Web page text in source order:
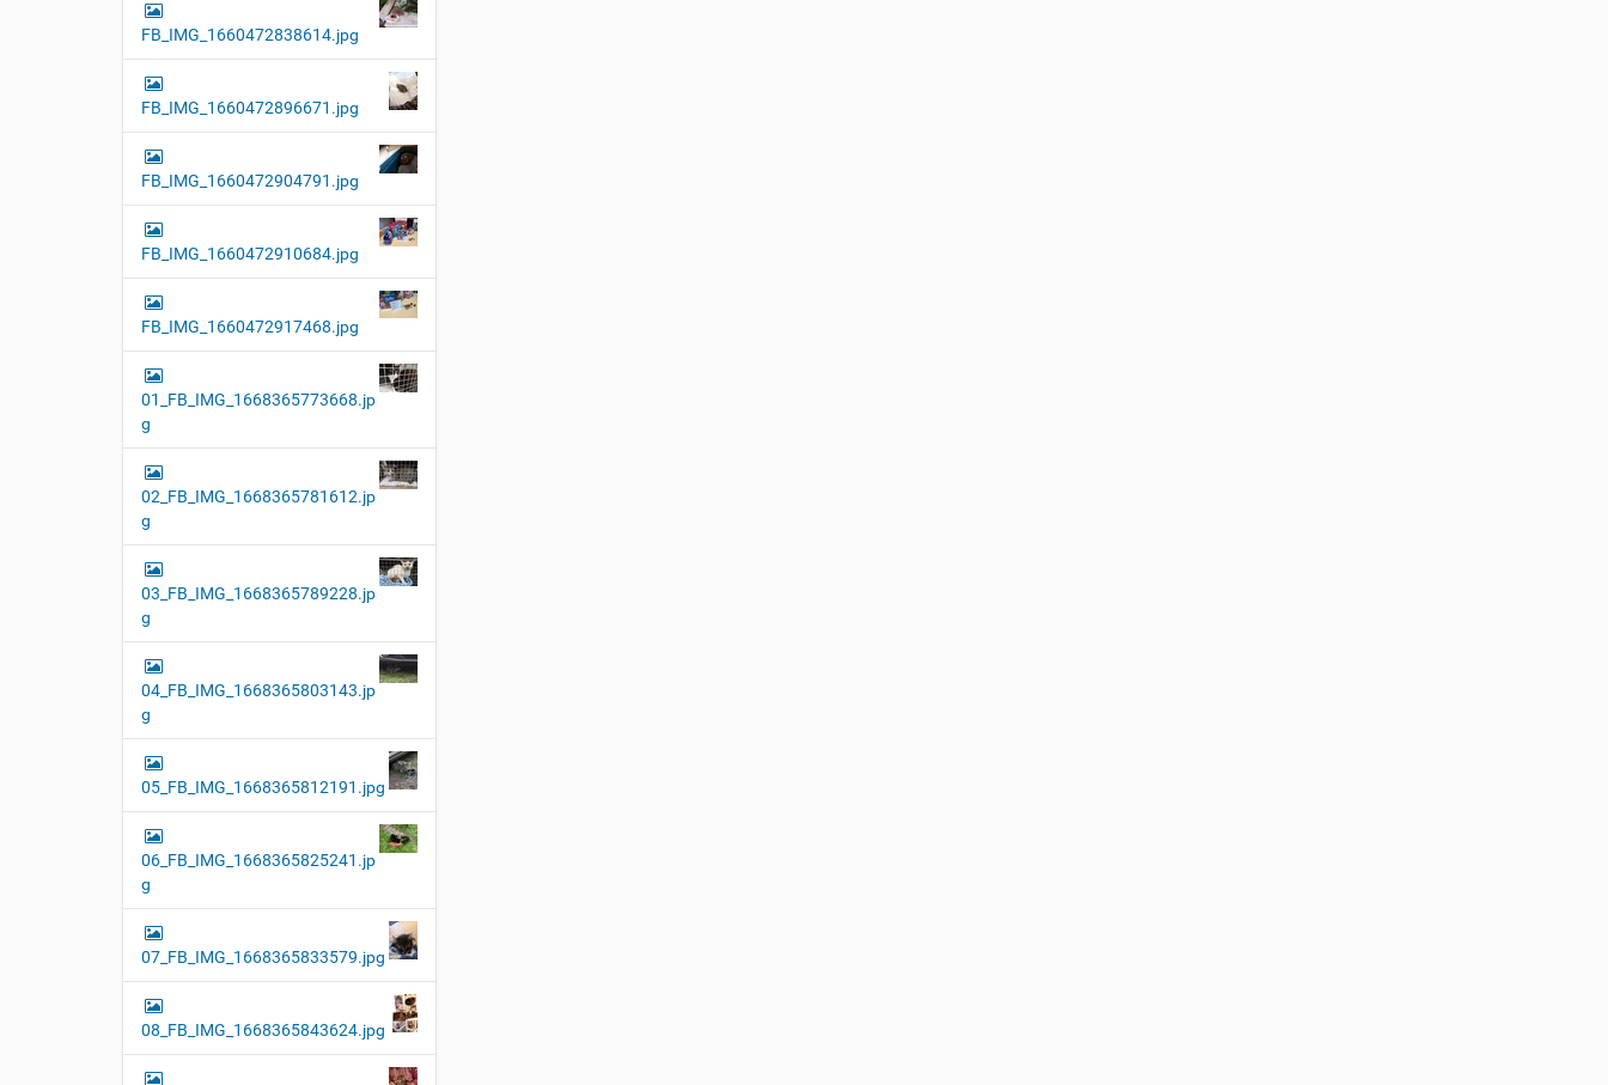
FB_IMG_1660472838614.jpg
FB_IMG_1660472896671.jpg
FB_IMG_1660472904791.jpg
FB_IMG_1660472910684.jpg
FB_IMG_1660472917468.jpg
01_FB_IMG_1668365773668.jp
g
02_FB_IMG_1668365781612.jp
g
03_FB_IMG_1668365789228.jp
g
04_FB_IMG_1668365803143.jp
g
05_FB_IMG_1668365812191.jpg
06_FB_IMG_1668365825241.jp
g
07_FB_IMG_1668365833579.jpg
08_FB_IMG_1668365843624.jpg